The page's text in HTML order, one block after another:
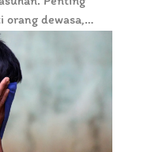
orang dewasa,…